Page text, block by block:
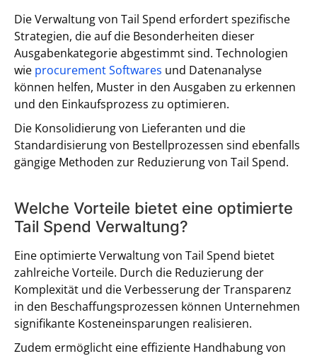
Die Verwaltung von Tail Spend erfordert spezifische
Strategien, die auf die Besonderheiten dieser
Ausgabenkategorie abgestimmt sind. Technologien
wie procurement Softwares und Datenanalyse
können helfen, Muster in den Ausgaben zu erkennen
und den Einkaufsprozess zu optimieren.
Die Konsolidierung von Lieferanten und die
Standardisierung von Bestellprozessen sind ebenfalls
gängige Methoden zur Reduzierung von Tail Spend.
Welche Vorteile bietet eine optimierte
Tail Spend Verwaltung?
Eine optimierte Verwaltung von Tail Spend bietet
zahlreiche Vorteile. Durch die Reduzierung der
Komplexität und die Verbesserung der Transparenz
in den Beschaffungsprozessen können Unternehmen
signifikante Kosteneinsparungen realisieren.
Zudem ermöglicht eine effiziente Handhabung von